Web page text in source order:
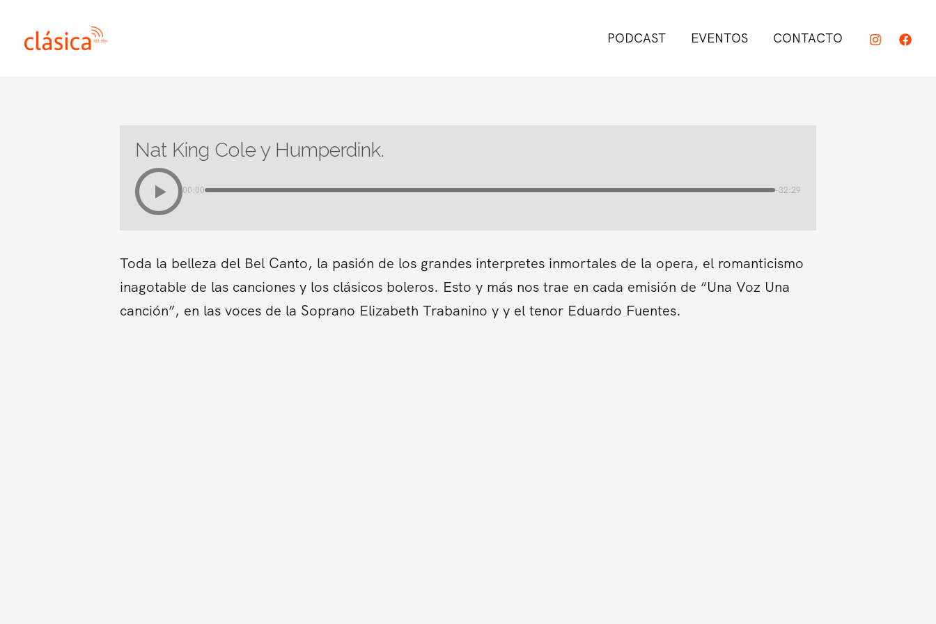
contenido
PODCAST EVENTOS CONTACTO
Nat King Cole y Humperdink.
00:00 -32:29
Toda la belleza del Bel Canto, la pasión de los grandes interpretes inmortales de la opera, el romanticismo
inagotable de las canciones y los clásicos boleros. Esto y más nos trae en cada emisión de “Una Voz Una
canción”, en las voces de la Soprano Elizabeth Trabanino y y el tenor Eduardo Fuentes.